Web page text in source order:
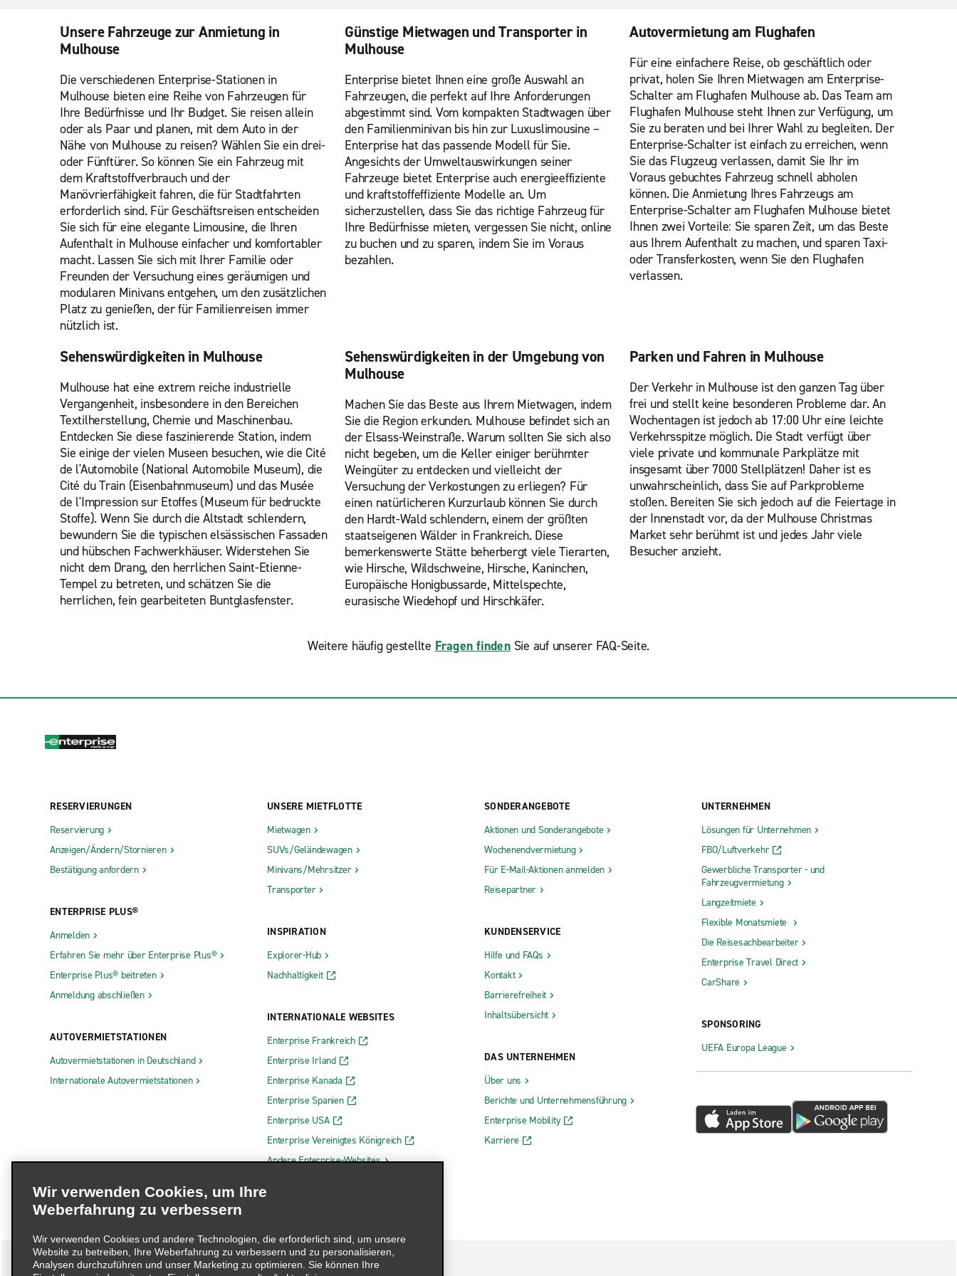
Unsere Fahrzeuge zur Anmietung in
Mulhouse
Die verschiedenen Enterprise-Stationen in
Mulhouse bieten eine Reihe von Fahrzeugen für
Ihre Bedürfnisse und Ihr Budget. Sie reisen allein
oder als Paar und planen, mit dem Auto in der
Nähe von Mulhouse zu reisen? Wählen Sie ein drei-
oder Fünftürer. So können Sie ein Fahrzeug mit
dem Kraftstoffverbrauch und der
Manövrierfähigkeit fahren, die für Stadtfahrten
erforderlich sind. Für Geschäftsreisen entscheiden
Sie sich für eine elegante Limousine, die Ihren
Aufenthalt in Mulhouse einfacher und komfortabler
macht. Lassen Sie sich mit Ihrer Familie oder
Freunden der Versuchung eines geräumigen und
modularen Minivans entgehen, um den zusätzlichen
Platz zu genießen, der für Familienreisen immer
nützlich ist.
Günstige Mietwagen und Transporter in
Mulhouse
Enterprise bietet Ihnen eine große Auswahl an
Fahrzeugen, die perfekt auf Ihre Anforderungen
abgestimmt sind. Vom kompakten Stadtwagen über
den Familienminivan bis hin zur Luxuslimousine –
Enterprise hat das passende Modell für Sie.
Angesichts der Umweltauswirkungen seiner
Fahrzeuge bietet Enterprise auch energieeffiziente
und kraftstoffeffiziente Modelle an. Um
sicherzustellen, dass Sie das richtige Fahrzeug für
Ihre Bedürfnisse mieten, vergessen Sie nicht, online
zu buchen und zu sparen, indem Sie im Voraus
bezahlen.
Autovermietung am Flughafen
Für eine einfachere Reise, ob geschäftlich oder
privat, holen Sie Ihren Mietwagen am Enterprise-
Schalter am Flughafen Mulhouse ab. Das Team am
Flughafen Mulhouse steht Ihnen zur Verfügung, um
Sie zu beraten und bei Ihrer Wahl zu begleiten. Der
Enterprise-Schalter ist einfach zu erreichen, wenn
Sie das Flugzeug verlassen, damit Sie Ihr im
Voraus gebuchtes Fahrzeug schnell abholen
können. Die Anmietung Ihres Fahrzeugs am
Enterprise-Schalter am Flughafen Mulhouse bietet
Ihnen zwei Vorteile: Sie sparen Zeit, um das Beste
aus Ihrem Aufenthalt zu machen, und sparen Taxi-
oder Transferkosten, wenn Sie den Flughafen
verlassen.
Sehenswürdigkeiten in Mulhouse
Mulhouse hat eine extrem reiche industrielle
Vergangenheit, insbesondere in den Bereichen
Textilherstellung, Chemie und Maschinenbau.
Entdecken Sie diese faszinierende Station, indem
Sie einige der vielen Museen besuchen, wie die Cité
de l'Automobile (National Automobile Museum), die
Cité du Train (Eisenbahnmuseum) und das Musée
de l'Impression sur Etoffes (Museum für bedruckte
Stoffe). Wenn Sie durch die Altstadt schlendern,
bewundern Sie die typischen elsässischen Fassaden
und hübschen Fachwerkhäuser. Widerstehen Sie
nicht dem Drang, den herrlichen Saint-Etienne-
Tempel zu betreten, und schätzen Sie die
herrlichen, fein gearbeiteten Buntglasfenster.
Sehenswürdigkeiten in der Umgebung von
Mulhouse
Machen Sie das Beste aus Ihrem Mietwagen, indem
Sie die Region erkunden. Mulhouse befindet sich an
der Elsass-Weinstraße. Warum sollten Sie sich also
nicht begeben, um die Keller einiger berühmter
Weingüter zu entdecken und vielleicht der
Versuchung der Verkostungen zu erliegen? Für
einen natürlicheren Kurzurlaub können Sie durch
den Hardt-Wald schlendern, einem der größten
staatseigenen Wälder in Frankreich. Diese
bemerkenswerte Stätte beherbergt viele Tierarten,
wie Hirsche, Wildschweine, Hirsche, Kaninchen,
Europäische Honigbussarde, Mittelspechte,
eurasische Wiedehopf und Hirschkäfer.
Parken und Fahren in Mulhouse
Der Verkehr in Mulhouse ist den ganzen Tag über
frei und stellt keine besonderen Probleme dar. An
Wochentagen ist jedoch ab 17:00 Uhr eine leichte
Verkehrsspitze möglich. Die Stadt verfügt über
viele private und kommunale Parkplätze mit
insgesamt über 7000 Stellplätzen! Daher ist es
unwahrscheinlich, dass Sie auf Parkprobleme
stoßen. Bereiten Sie sich jedoch auf die Feiertage in
der Innenstadt vor, da der Mulhouse Christmas
Market sehr berühmt ist und jedes Jahr viele
Besucher anzieht.
Weitere häufig gestellte Fragen findenSie auf unserer FAQ-Seite.
RESERVIERUNGEN
Reservierung
Anzeigen/Ändern/Stornieren
Bestätigung anfordern
ENTERPRISE PLUS®
Anmelden
Erfahren Sie mehr über Enterprise Plus®
Enterprise Plus® beitreten
Anmeldung abschließen
AUTOVERMIETSTATIONEN
Autovermietstationen in Deutschland
Internationale Autovermietstationen
UNSERE MIETFLOTTE
Mietwagen
SUVs/Geländewagen
Minivans/Mehrsitzer
Transporter
INSPIRATION
Explorer-Hub
Nachhaltigkeit
INTERNATIONALE WEBSITES
Enterprise Frankreich
Enterprise Irland
Enterprise Kanada
Enterprise Spanien
Enterprise USA
Enterprise Vereinigtes Königreich
Andere Enterprise-Websites
SONDERANGEBOTE
Aktionen und Sonderangebote
Wochenendvermietung
Für E-Mail-Aktionen anmelden
Reisepartner
KUNDENSERVICE
Hilfe und FAQs
Kontakt
Barrierefreiheit
Inhaltsübersicht
DAS UNTERNEHMEN
Über uns
Berichte und Unternehmensführung
Enterprise Mobility
Karriere
UNTERNEHMEN
Lösungen für Unternehmen
FBO/Luftverkehr
Gewerbliche Transporter - und
Fahrzeugvermietung
Langzeitmiete
Flexible Monatsmiete
Die Reisesachbearbeiter
Enterprise Travel Direct
CarShare
SPONSORING
UEFA Europa League
Wir verwenden Cookies, um Ihre
Weberfahrung zu verbessern
Wir verwenden Cookies und andere Technologien, die erforderlich sind, um unsere
Website zu betreiben, Ihre Weberfahrung zu verbessern und zu personalisieren,
Analysen durchzuführen und unser Marketing zu optimieren. Sie können Ihre